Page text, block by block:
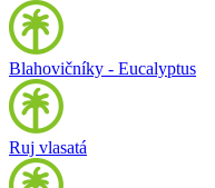
Blahovičníky - Eucalyptus
Ruj vlasatá